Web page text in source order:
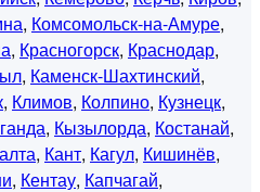
, Комсомольск-на-Амуре,
, Красногорск, Краснодар,
, Каменск-Шахтинский,
, Климов, Колпино, Кузнецк,
, Кызылорда, Костанай,
, Кант, Кагул, Кишинёв,
, Кентау, Капчагай,